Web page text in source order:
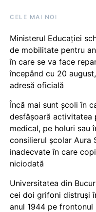
CELE MAI NOI
Ministerul Educației
de mobilitate pentru
în care se va face
începând cu 20
adresă oficială
Încă mai sunt școli în
desfășoară activitatea
medical, pe holuri sau
consilierul școlar Aura
inadecvate în care
niciodată
Universitatea din
cei doi grifoni distruși
anul 1944 pe